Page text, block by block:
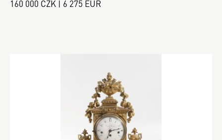
160 000 CZK | 6 275 EUR